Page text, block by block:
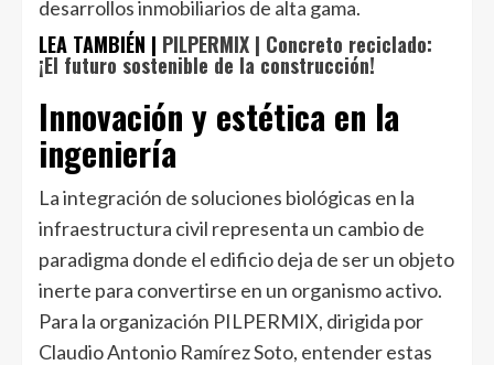
desarrollos inmobiliarios de alta gama.
LEA TAMBIÉN | PILPERMIX | Concreto reciclado:
¡El futuro sostenible de la construcción!
Innovación y estética en la
ingeniería
La integración de soluciones biológicas en la
infraestructura civil representa un cambio de
paradigma donde el edificio deja de ser un objeto
inerte para convertirse en un organismo activo.
Para la organización PILPERMIX, dirigida por
Claudio Antonio Ramírez Soto, entender estas